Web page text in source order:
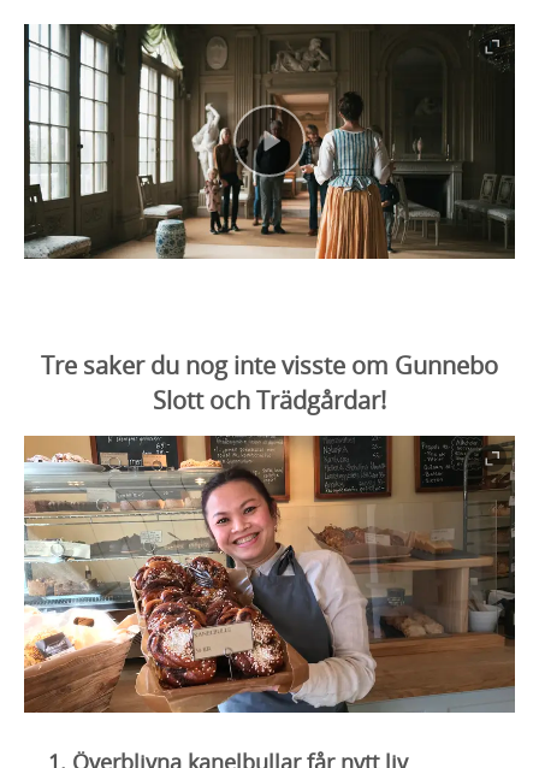
Tre saker du nog inte visste om Gunnebo
Slott och Trädgårdar!
1. Överblivna kanelbullar får nytt liv